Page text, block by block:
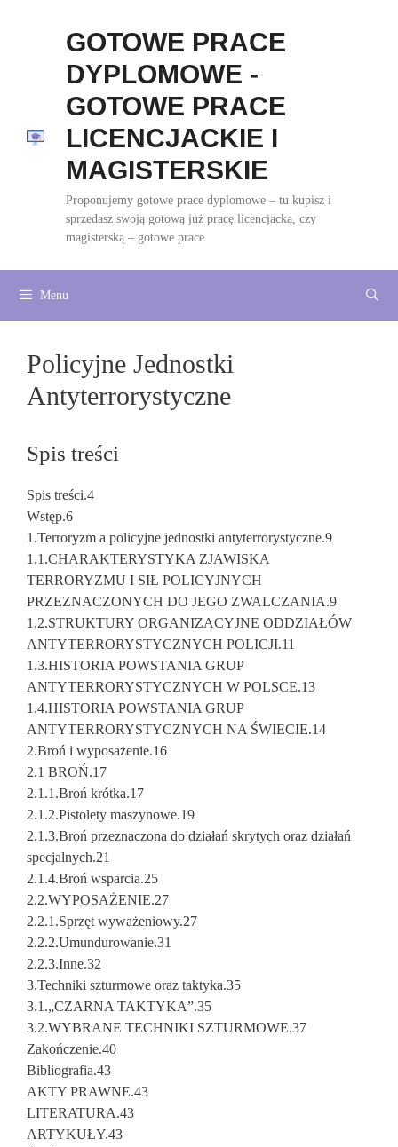
GOTOWE PRACE
DYPLOMOWE -
GOTOWE PRACE
LICENCJACKIE I
MAGISTERSKIE
Proponujemy gotowe prace dyplomowe – tu kupisz i
sprzedasz swoją gotową już pracę licencjacką, czy
magisterską – gotowe prace
Menu
Policyjne Jednostki
Antyterrorystyczne
Spis treści
Spis treści.4
Wstęp.6
1.Terroryzm a policyjne jednostki antyterrorystyczne.9
1.1.CHARAKTERYSTYKA ZJAWISKA
TERRORYZMU I SIŁ POLICYJNYCH
PRZEZNACZONYCH DO JEGO ZWALCZANIA.9
1.2.STRUKTURY ORGANIZACYJNE ODDZIAŁÓW
ANTYTERRORYSTYCZNYCH POLICJI.11
1.3.HISTORIA POWSTANIA GRUP
ANTYTERRORYSTYCZNYCH W POLSCE.13
1.4.HISTORIA POWSTANIA GRUP
ANTYTERRORYSTYCZNYCH NA ŚWIECIE.14
2.Broń i wyposażenie.16
2.1 BROŃ.17
2.1.1.Broń krótka.17
2.1.2.Pistolety maszynowe.19
2.1.3.Broń przeznaczona do działań skrytych oraz działań
specjalnych.21
2.1.4.Broń wsparcia.25
2.2.WYPOSAŻENIE.27
2.2.1.Sprzęt wyważeniowy.27
2.2.2.Umundurowanie.31
2.2.3.Inne.32
3.Techniki szturmowe oraz taktyka.35
3.1.„CZARNA TAKTYKA”.35
3.2.WYBRANE TECHNIKI SZTURMOWE.37
Zakończenie.40
Bibliografia.43
AKTY PRAWNE.43
LITERATURA.43
ARTYKUŁY.43